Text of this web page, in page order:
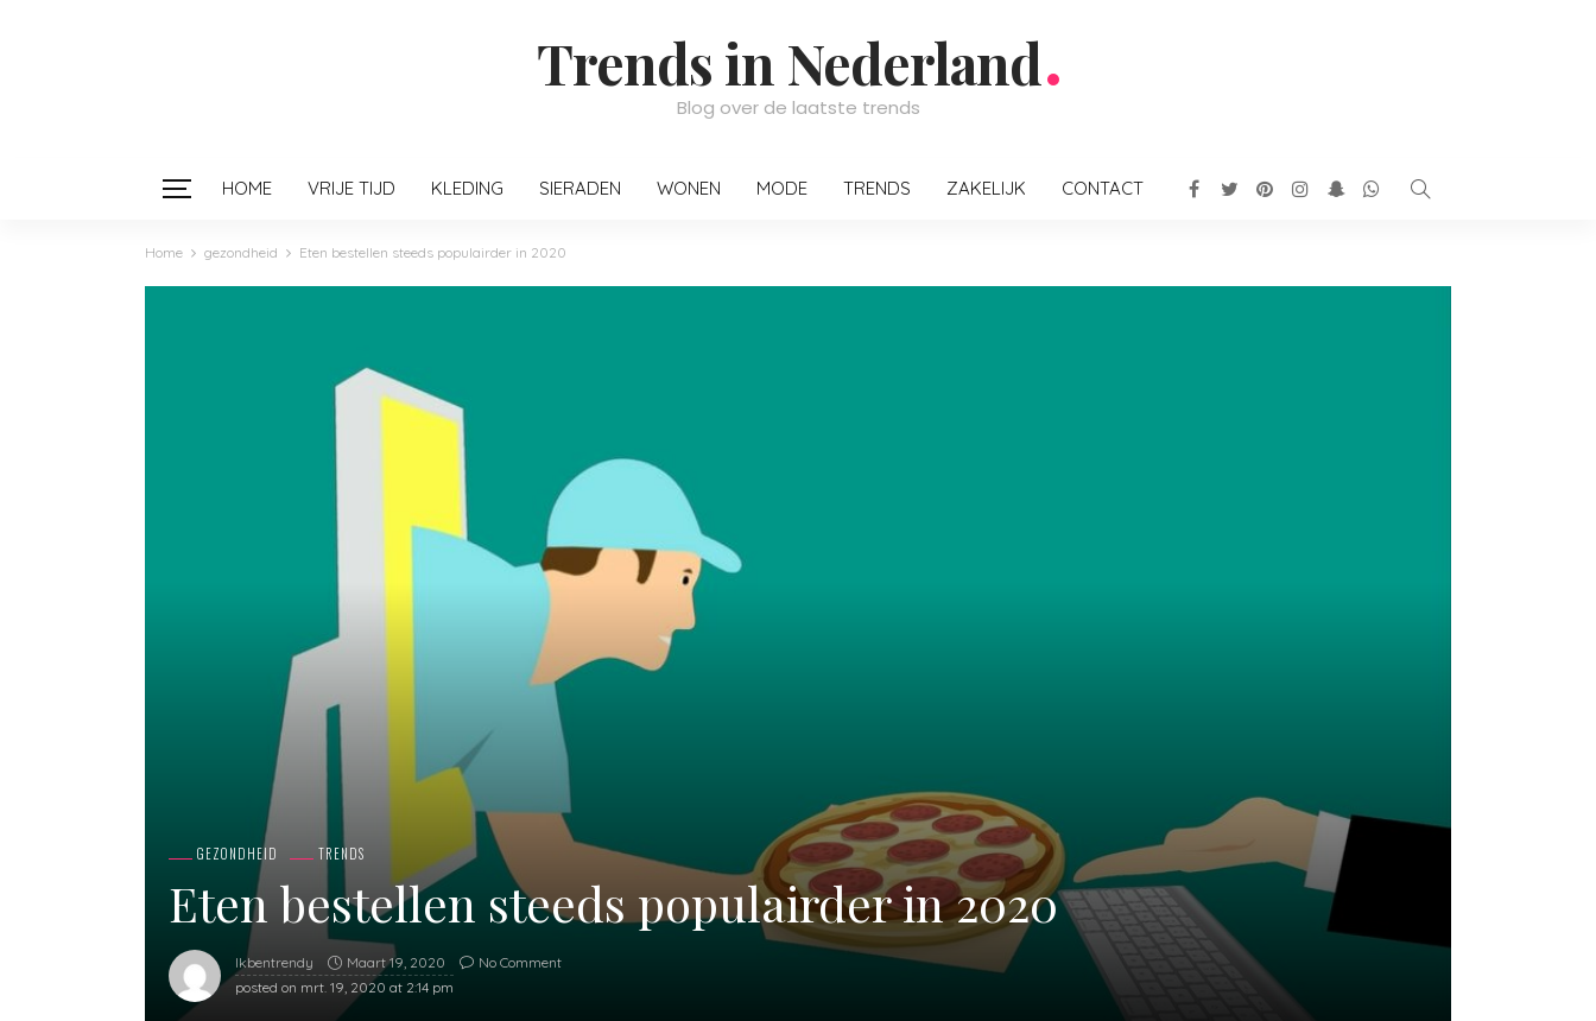
Trends in Nederland
Blog over de laatste trends
HOME VRIJE TIJD KLEDING SIERADEN WONEN MODE TRENDS ZAKELIJK CONTACT
Home gezondheid Eten bestellen steeds populairder in 2020
GEZONDHEID TRENDS
Eten bestellen steeds populairder in 2020
Ikbentrendy Maart 19, 2020
No Comment
posted on mrt. 19, 2020 at 2:14 pm